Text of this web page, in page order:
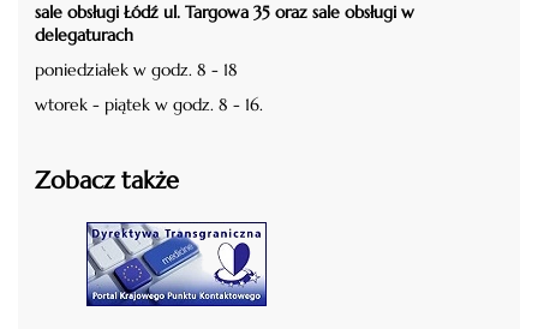
sale obsługi Łódź ul. Targowa 35 oraz sale obsługi w
delegaturach
poniedziałek w godz. 8 - 18
wtorek - piątek w godz. 8 - 16.
Zobacz także
czytaj więcej